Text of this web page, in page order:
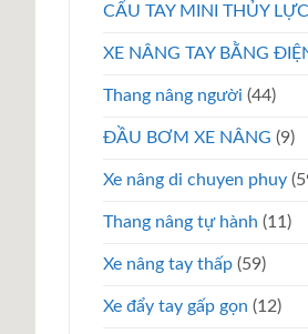
CẨU TAY MINI THỦY LỰC
XE NÂNG TAY BẰNG
Thang nâng người (44)
ĐẦU BƠM XE NÂNG (9)
Xe nâng di chuyen phuy
Thang nâng tự hành (11)
Xe nâng tay thấp (59)
Xe đẩy tay gấp gọn (12)